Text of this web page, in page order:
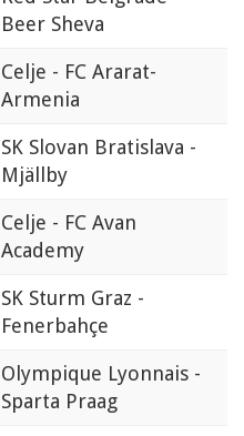
Beer Sheva
Celje - FC Ararat-
Armenia
SK Slovan Bratislava -
Mjällby
Celje - FC Avan
Academy
SK Sturm Graz -
Fenerbahçe
Olympique Lyonnais -
Sparta Praag